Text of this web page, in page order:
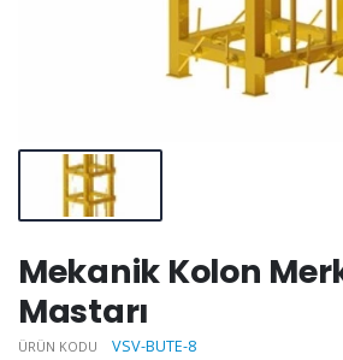
Mekanik Kolon
Mastarı
ÜRÜN KODU VSV-BUTE-8